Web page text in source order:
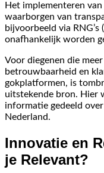
Het implementeren
waarborgen van
bijvoorbeeld via
onafhankelijk worden
Voor diegenen die
betrouwbaarheid en
gokplatformen, is
uitstekende bron. Hier
informatie gedeeld
Nederland.
Innovatie en
je Relevant?